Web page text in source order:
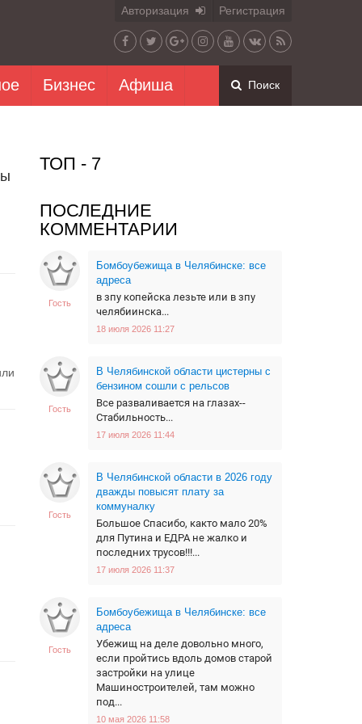
Авторизация Регистрация
Бизнес Афиша Поиск
ТОП - 7
ПОСЛЕДНИЕ
КОММЕНТАРИИ
Гость
Бомбоубежища в Челябинске: все
адреса
в зпу копейска лезьте или в зпу
челябиинска...
18 июля 2026 11:27
Гость
В Челябинской области цистерны с
бензином сошли с рельсов
Все разваливается на глазах--
Стабильность...
17 июля 2026 11:44
Гость
В Челябинской области в 2026 году
дважды повысят плату за
коммуналку
Большое Спасибо, както мало 20%
для Путина и ЕДРА не жалко и
последних трусов!!!...
17 июля 2026 11:37
Гость
Бомбоубежища в Челябинске: все
адреса
Убежищ на деле довольно много,
если пройтись вдоль домов старой
застройки на улице
Машиностроителей, там можно
под...
10 мая 2026 11:58